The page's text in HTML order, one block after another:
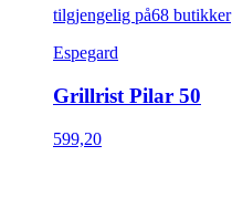
tilgjengelig på68 butikker
Espegard
Grillrist Pilar 50
599,20